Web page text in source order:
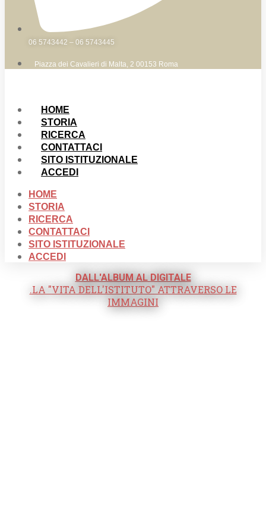
06 5743442 – 06 5743445
Piazza dei Cavalieri di Malta, 2 00153 Roma
HOME
STORIA
RICERCA
CONTATTACI
SITO ISTITUZIONALE
ACCEDI
HOME
STORIA
RICERCA
CONTATTACI
SITO ISTITUZIONALE
ACCEDI
DALL'ALBUM AL DIGITALE
.LA "VITA DELL'ISTITUTO" ATTRAVERSO LE
IMMAGINI